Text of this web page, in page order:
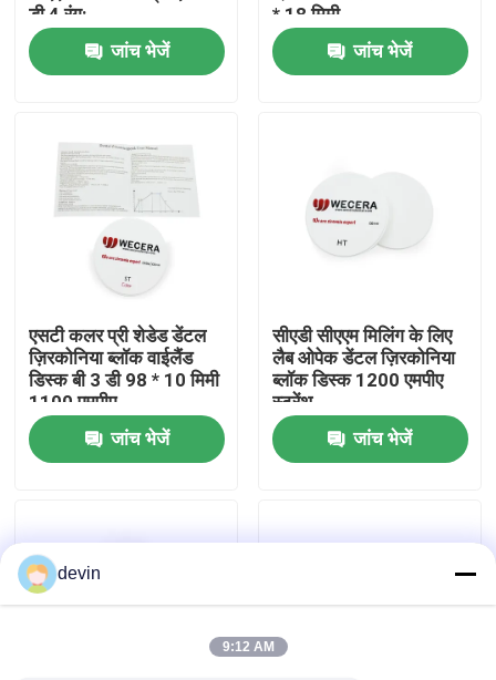
घर
विडियो
वी.आर. शो
कारखाने का दौरा
गुणवत्ता नियंत्रण
समाचार
डी 4 रंग:
जांच भेजें
* 18 मिमी
जांच भेजें
एसटी कलर प्री शेडेड डेंटल
ज़िरकोनिया ब्लॉक वाईलैंड
डिस्क बी 3 डी 98 * 10 मिमी
1100 एमपीए
जांच भेजें
सीएडी सीएएम मिलिंग के लिए
लैब ओपेक डेंटल ज़िरकोनिया
ब्लॉक डिस्क 1200 एमपीए
स्ट्रेंथ
जांच भेजें
devin
9:12 AM